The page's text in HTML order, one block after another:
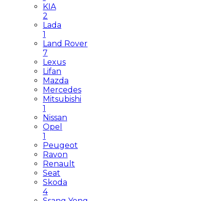
KIA
2
Lada
1
Land Rover
7
Lexus
Lifan
Mazda
Mercedes
Mitsubishi
1
Nissan
Opel
1
Peugeot
Ravon
Renault
Seat
Skoda
4